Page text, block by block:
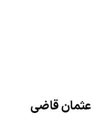
قاضی